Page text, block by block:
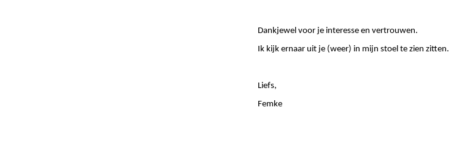
Dankjewel voor je interesse en vertrouwen.
Ik kijk ernaar uit je (weer) in mijn stoel te zien zitten.
Liefs,
Femke